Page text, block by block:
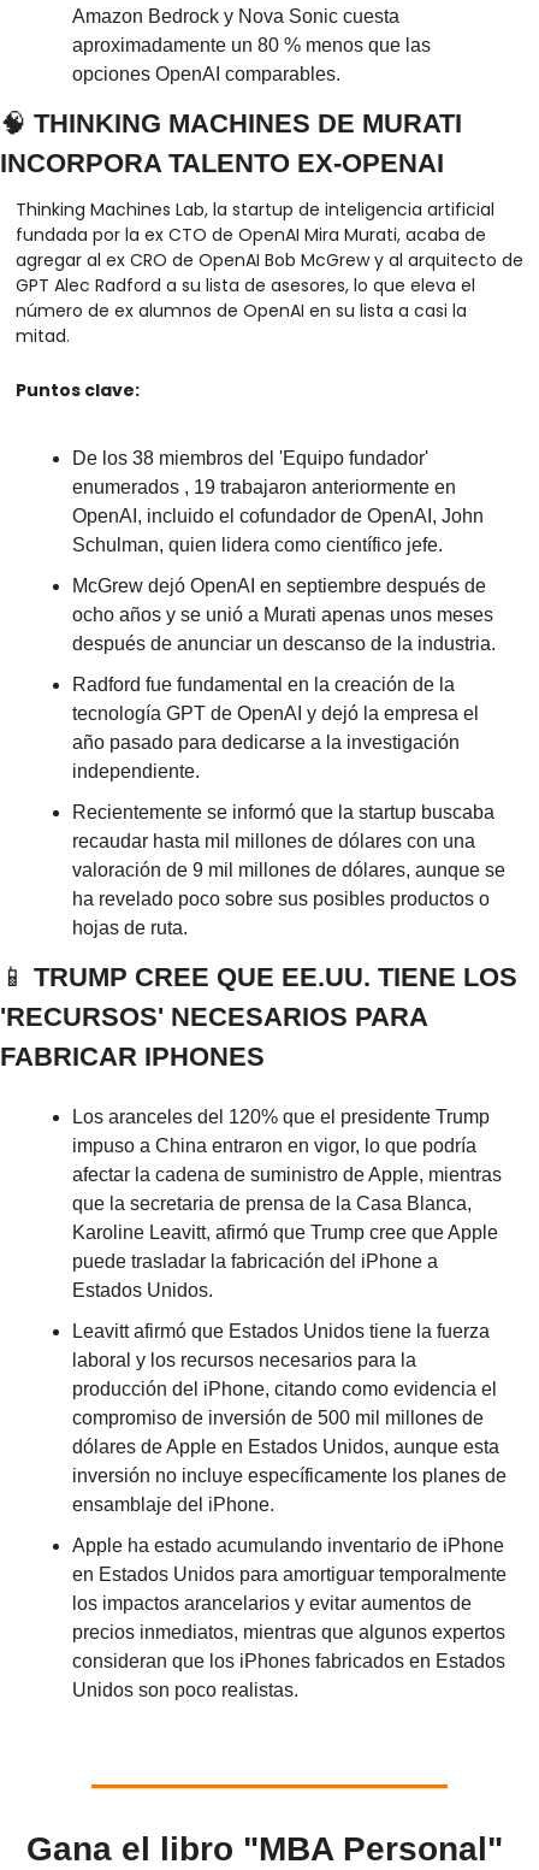
Amazon Bedrock y Nova Sonic cuesta
aproximadamente un 80 % menos que las
opciones OpenAI comparables.
🧠 THINKING MACHINES DE MURATI
INCORPORA TALENTO EX-OPENAI
Thinking Machines Lab, la startup de inteligencia artificial
fundada por la ex CTO de OpenAI Mira Murati, acaba de
agregar al ex CRO de OpenAI Bob McGrew y al arquitecto de
GPT Alec Radford a su lista de asesores, lo que eleva el
número de ex alumnos de OpenAI en su lista a casi la
mitad.
Puntos clave:
De los 38 miembros del 'Equipo fundador'
enumerados , 19 trabajaron anteriormente en
OpenAI, incluido el cofundador de OpenAI, John
Schulman, quien lidera como científico jefe.
McGrew dejó OpenAI en septiembre después de
ocho años y se unió a Murati apenas unos meses
después de anunciar un descanso de la industria.
Radford fue fundamental en la creación de la
tecnología GPT de OpenAI y dejó la empresa el
año pasado para dedicarse a la investigación
independiente.
Recientemente se informó que la startup buscaba
recaudar hasta mil millones de dólares con una
valoración de 9 mil millones de dólares, aunque se
ha revelado poco sobre sus posibles productos o
hojas de ruta.
📱 TRUMP CREE QUE EE.UU. TIENE LOS
'RECURSOS' NECESARIOS PARA
FABRICAR IPHONES
Los aranceles del 120% que el presidente Trump
impuso a China entraron en vigor, lo que podría
afectar la cadena de suministro de Apple, mientras
que la secretaria de prensa de la Casa Blanca,
Karoline Leavitt, afirmó que Trump cree que Apple
puede trasladar la fabricación del iPhone a
Estados Unidos.
Leavitt afirmó que Estados Unidos tiene la fuerza
laboral y los recursos necesarios para la
producción del iPhone, citando como evidencia el
compromiso de inversión de 500 mil millones de
dólares de Apple en Estados Unidos, aunque esta
inversión no incluye específicamente los planes de
ensamblaje del iPhone.
Apple ha estado acumulando inventario de iPhone
en Estados Unidos para amortiguar temporalmente
los impactos arancelarios y evitar aumentos de
precios inmediatos, mientras que algunos expertos
consideran que los iPhones fabricados en Estados
Unidos son poco realistas.
Gana el libro "MBA Personal"